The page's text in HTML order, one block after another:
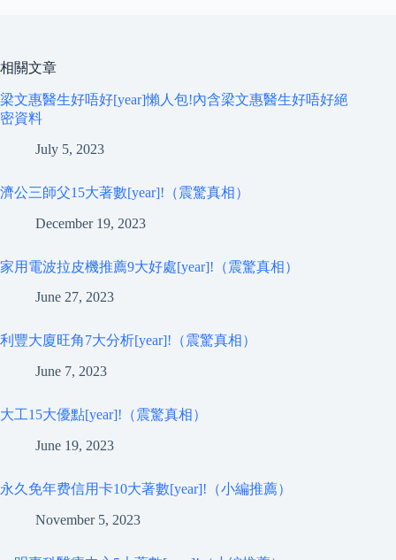
相關文章
梁文惠醫生好唔好[year]懶人包!內含梁文惠醫生好唔好絕
密資料
July 5, 2023
濟公三師父15大著數[year]!（震驚真相）
December 19, 2023
家用電波拉皮機推薦9大好處[year]!（震驚真相）
June 27, 2023
利豐大廈旺角7大分析[year]!（震驚真相）
June 7, 2023
大工15大優點[year]!（震驚真相）
June 19, 2023
永久免年费信用卡10大著數[year]!（小編推薦）
November 5, 2023